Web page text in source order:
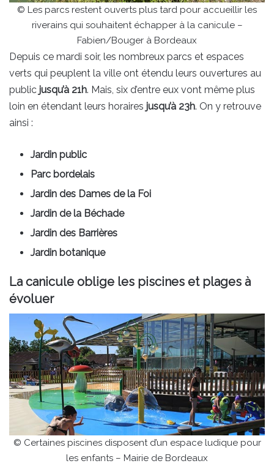
© Les parcs restent ouverts plus tard pour accueillir les
riverains qui souhaitent échapper à la canicule –
Fabien/Bouger à Bordeaux
Depuis ce mardi soir, les nombreux parcs et espaces
verts qui peuplent la ville ont étendu leurs ouvertures au
public jusqu’à 21h. Mais, six d’entre eux vont même plus
loin en étendant leurs horaires jusqu’à 23h. On y retrouve
ainsi :
Jardin public
Parc bordelais
Jardin des Dames de la Foi
Jardin de la Béchade
Jardin des Barrières
Jardin botanique
La canicule oblige les piscines et plages à
évoluer
© Certaines piscines disposent d’un espace ludique pour
les enfants – Mairie de Bordeaux